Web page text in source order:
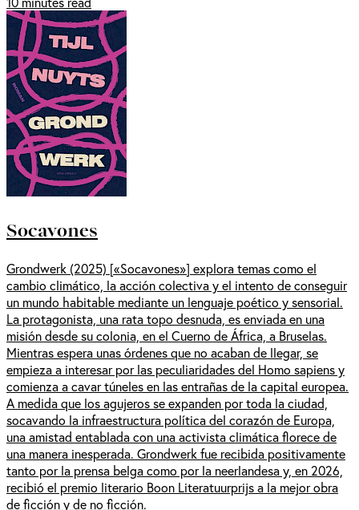
Socavones
Grondwerk (2025) [«Socavones»] explora temas como el
cambio climático, la acción colectiva y el intento de conseguir
un mundo habitable mediante un lenguaje poético y sensorial.
La protagonista, una rata topo desnuda, es enviada en una
misión desde su colonia, en el Cuerno de África, a Bruselas.
Mientras espera unas órdenes que no acaban de llegar, se
empieza a interesar por las peculiaridades del Homo sapiens y
comienza a cavar túneles en las entrañas de la capital europea.
A medida que los agujeros se expanden por toda la ciudad,
socavando la infraestructura política del corazón de Europa,
una amistad entablada con una activista climática florece de
una manera inesperada. Grondwerk fue recibida positivamente
tanto por la prensa belga como por la neerlandesa y, en 2026,
recibió el premio literario Boon Literatuurprijs a la mejor obra
de ficción y de no ficción.